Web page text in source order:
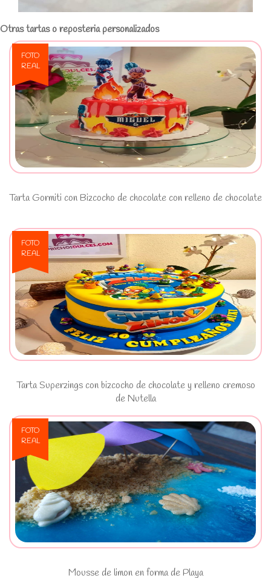
Otras tartas o reposteria personalizados
FOTO
REAL
Ver Tarta Gormiti con Bizcocho
de chocolate con relleno de
chocolate
Tarta Gormiti con Bizcocho de chocolate con relleno de chocolate
FOTO
REAL
Ver Tarta Superzings con
bizcocho de chocolate y relleno
cremoso de Nutella
Tarta Superzings con bizcocho de chocolate y relleno cremoso
de Nutella
FOTO
REAL
Ver Mousse de limon en forma de
Playa
Mousse de limon en forma de Playa